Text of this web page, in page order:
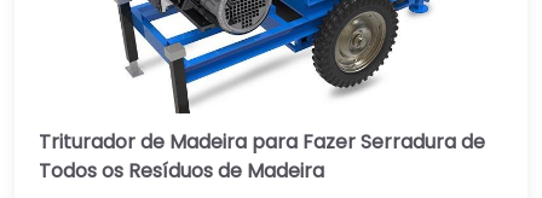
Triturador de Madeira para Fazer Serradura de
Todos os Resíduos de Madeira